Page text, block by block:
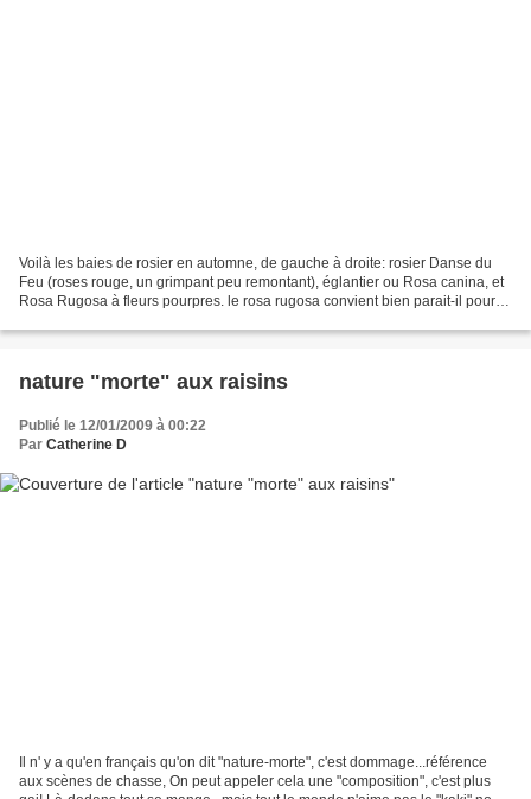
Voilà les baies de rosier en automne, de gauche à droite: rosier Danse du
Feu (roses rouge, un grimpant peu remontant), églantier ou Rosa canina, et
Rosa Rugosa à fleurs pourpres. le rosa rugosa convient bien parait-il pour
nature "morte" aux raisins
Publié le 12/01/2009 à 00:22
Par Catherine D
Il n' y a qu'en français qu'on dit "nature-morte", c'est dommage...référence
aux scènes de chasse, On peut appeler cela une "composition", c'est plus